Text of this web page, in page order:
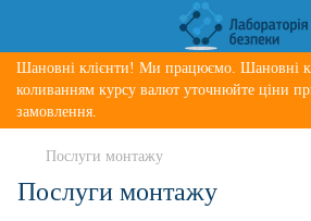
Шановні клієнти! Ми працюємо. Шановні
коливанням курсу валют уточнюйте ціни
замовлення.
Послуги монтажу
Послуги монтажу